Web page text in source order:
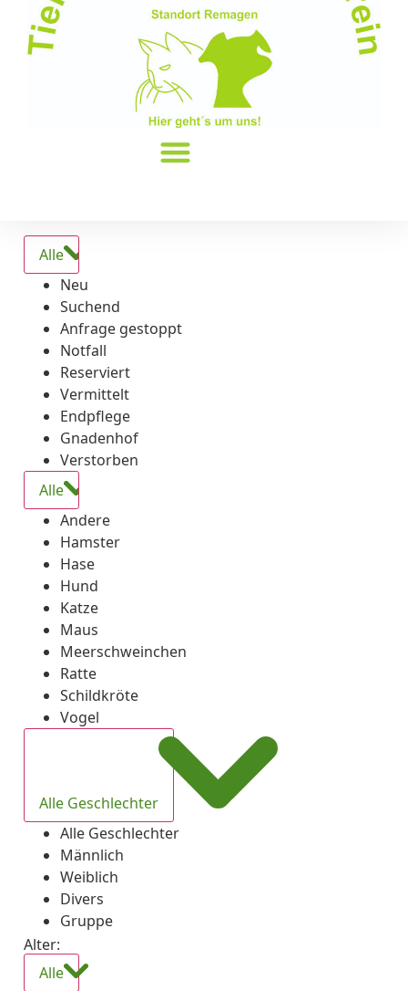
Alle
Neu
Suchend
Anfrage gestoppt
Notfall
Reserviert
Vermittelt
Endpflege
Gnadenhof
Verstorben
Alle
Andere
Hamster
Hase
Hund
Katze
Maus
Meerschweinchen
Ratte
Schildkröte
Vogel
Alle Geschlechter
Alle Geschlechter
Männlich
Weiblich
Divers
Gruppe
Alter:
Alle